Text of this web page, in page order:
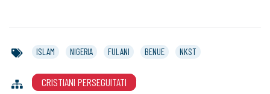
ISLAM NIGERIA FULANI BENUE NKST
CRISTIANI PERSEGUITATI